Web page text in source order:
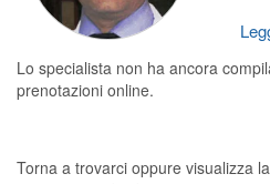
Consulti online
Prenotazioni online
Lo specialista non ha ancora
prenotazioni online.
Torna a trovarci oppure visualizza